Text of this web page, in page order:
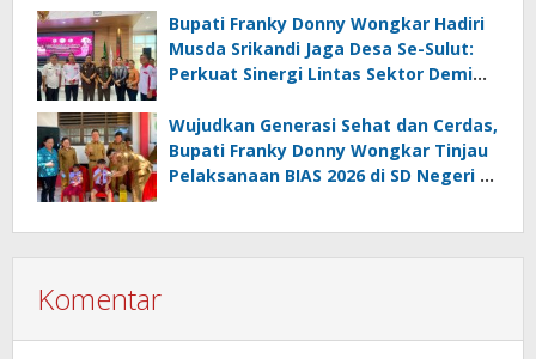
Terdampak
Bupati Franky Donny Wongkar Hadiri
Musda Srikandi Jaga Desa Se-Sulut:
Perkuat Sinergi Lintas Sektor Demi
Wujudkan Generasi Sehat dan Cerdas,
Bupati Franky Donny Wongkar Tinjau
Pelaksanaan BIAS 2026 di SD Negeri 2
Komentar